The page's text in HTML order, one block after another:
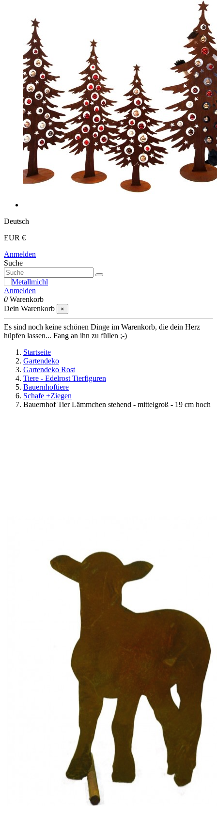
Deutsch
EUR €
Anmelden
Suche
Anmelden
0 Warenkorb
Dein Warenkorb
×
Es sind noch keine schönen Dinge im Warenkorb, die dein Herz
hüpfen lassen... Fang an ihn zu füllen ;-)
Startseite
Gartendeko
Gartendeko Rost
Tiere - Edelrost Tierfiguren
Bauernhoftiere
Schafe +Ziegen
Bauernhof Tier Lämmchen stehend - mittelgroß - 19 cm hoch